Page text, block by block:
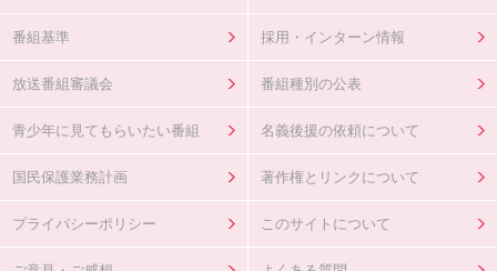
番組基準 採用・インターン情報
放送番組審議会 番組種別の公表
青少年に見てもらいたい番組 名義後援の依頼について
国民保護業務計画 著作権とリンクについて
プライバシーポリシー このサイトについて